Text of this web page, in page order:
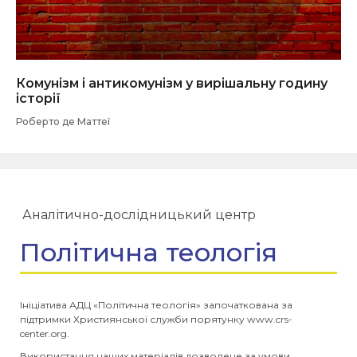
Комунізм і антикомунізм у вирішальну годину
історії
Роберто де Маттеї
Аналітично-дослідницький центр
Політична теологія
Ініціатива АДЦ «Політична теологія» започаткована за
підтримки Християнської служби порятунку www.crs-
center.org.